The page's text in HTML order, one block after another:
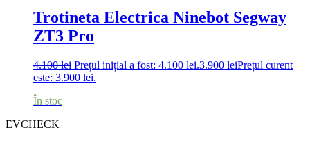
Trotineta Electrica Ninebot Segway
ZT3 Pro
4.100lei Prețul inițial a fost: 4.100 lei.3.900 leiPrețul curent
este: 3.900 lei.
În stoc
EVCHECK